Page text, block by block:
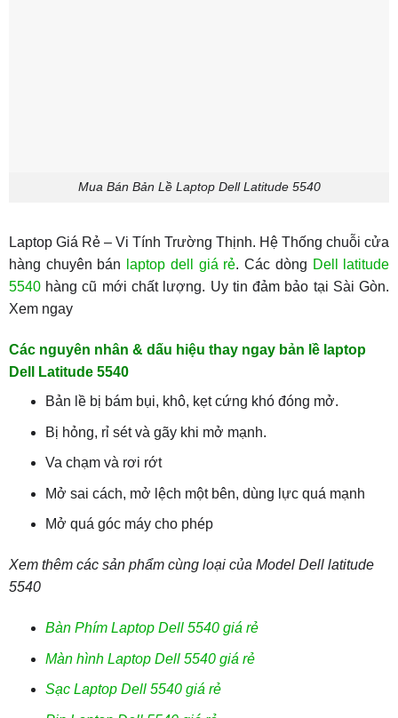
Mua Bán Bản Lề Laptop Dell Latitude 5540
Laptop Giá Rẻ – Vi Tính Trường Thịnh. Hệ Thống chuỗi cửa
hàng chuyên bán
laptop dell giá rẻ. Các dòng Dell latitude
5540hàng cũ mới chất lượng. Uy tin đảm bảo tại Sài Gòn.
Xem ngay
Các nguyên nhân & dấu hiệu thay ngay bản lề laptop
Dell Latitude 5540
Bản lề bị bám bụi, khô, kẹt cứng khó đóng mở.
Bị hỏng, rỉ sét và gãy khi mở mạnh.
Va chạm và rơi rớt
Mở sai cách, mở lệch một bên, dùng lực quá mạnh
Mở quá góc máy cho phép
Xem thêm các sản phẩm cùng loại của Model Dell latitude
5540
Bàn Phím Laptop Dell 5540 giá rẻ
Màn hình Laptop Dell 5540 giá rẻ
Sạc Laptop Dell 5540 giá rẻ